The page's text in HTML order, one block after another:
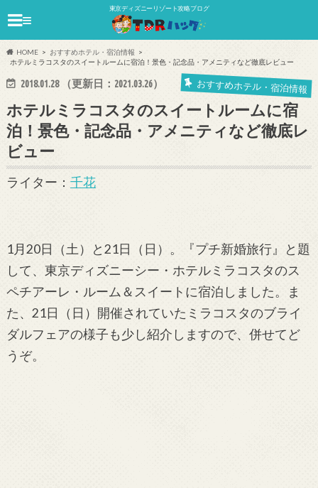
東京ディズニーリゾート攻略ブログ
≡
HOME
おすすめホテル・宿泊情報
ホテルミラコスタのスイートルームに宿泊！景色・記念品・アメニティなど徹底レビュー
2018.01.28（更新日： 2021.03.26） おすすめホテル・宿泊情報
ホテルミラコスタのスイートルームに宿
泊！景色・記念品・アメニティなど徹底レ
ビュー
ライター： 千花
1月20日（土）と21日（日）。『プチ新婚旅行』と題
して、東京ディズニーシー・ホテルミラコスタのス
ペチアーレ・ルーム＆スイートに宿泊しました。ま
た、21日（日）開催されていたミラコスタのブライ
ダルフェアの様子も少し紹介しますので、併せてど
うぞ。